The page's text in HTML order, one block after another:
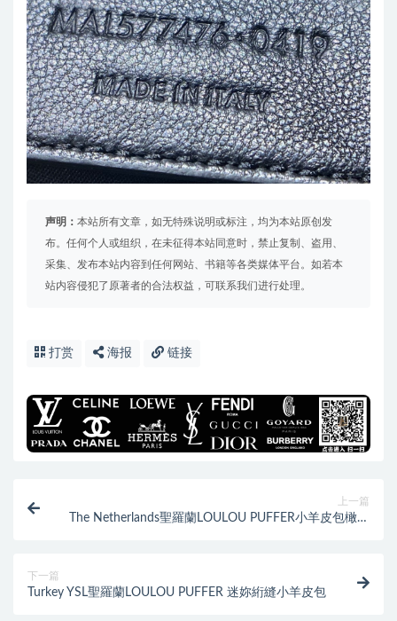
声明： 本站所有文章，如无特殊说明或标注，均为本站原创发
布。任何个人或组织，在未征得本站同意时，禁止复制、盗用、
采集、发布本站内容到任何网站、书籍等各类媒体平台。如若本
站内容侵犯了原著者的合法权益，可联系我们进行处理。
打赏 海报 链接
上一篇
The Netherlands聖羅蘭LOULOU PUFFER小羊皮包橄欖
下一篇
Turkey YSL聖羅蘭LOULOU PUFFER 迷妳絎縫小羊皮包